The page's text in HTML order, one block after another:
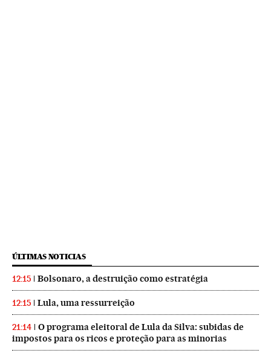
ÚLTIMAS NOTICIAS
12:15 Bolsonaro, a destruição como estratégia
12:15 Lula, uma ressurreição
21:14
O programa eleitoral de Lula da Silva: subidas de
impostos para os ricos e proteção para as minorias